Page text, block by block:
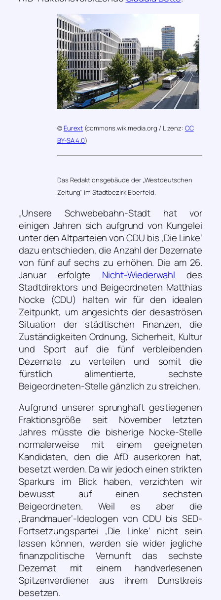
© Eurext (commons.wikimedia.org / Lizenz: CC
BY-SA 4.0)
Das Redaktionsgebäude der „Westdeutschen
Zeitung“ im Stadtbezirk Elberfeld.
„Unsere Schwebebahn-Stadt hat vor
einigen Jahren sich aufgrund von Kungelei
unter den Altparteien von CDU bis ‚Die Linke‘
dazu entschieden, die Anzahl der Dezernate
von fünf auf sechs zu erhöhen. Die am 26.
Januar erfolgte Nicht-Wiederwahl des
Stadtdirektors und Beigeordneten Matthias
Nocke (CDU) halten wir für den idealen
Zeitpunkt, um angesichts der desaströsen
Situation der städtischen Finanzen, die
Zuständigkeiten Ordnung, Sicherheit, Kultur
und Sport auf die fünf verbleibenden
Dezernate zu verteilen und somit die
fürstlich alimentierte, sechste
Beigeordneten-Stelle gänzlich zu streichen.
Aufgrund unserer sprunghaft gestiegenen
Fraktionsgröße seit November letzten
Jahres müsste die bisherige Nocke-Stelle
normalerweise mit einem geeigneten
Kandidaten, den die AfD auserkoren hat,
besetzt werden. Da wir jedoch einen strikten
Sparkurs im Blick haben, verzichten wir
bewusst auf einen sechsten
Beigeordneten. Weil es aber die
‚Brandmauer‘-Ideologen von CDU bis SED-
Fortsetzungspartei ‚Die Linke‘ nicht sein
lassen können, werden sie wider jegliche
finanzpolitische Vernunft das sechste
Dezernat mit einem handverlesenen
Spitzenverdiener aus ihrem Dunstkreis
besetzen.